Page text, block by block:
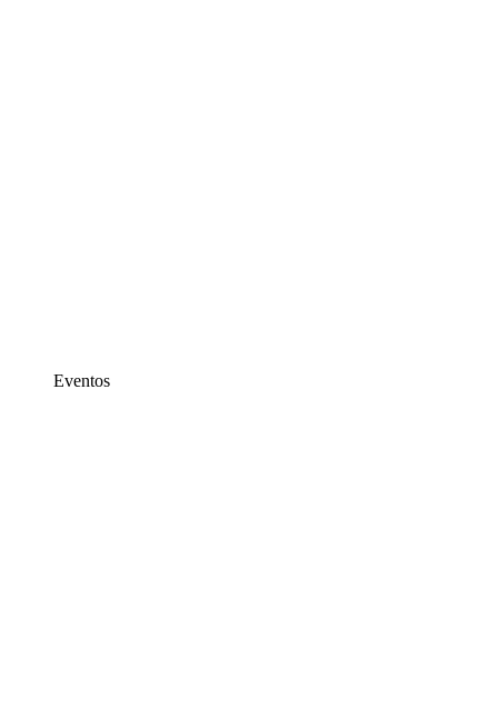
Eventos